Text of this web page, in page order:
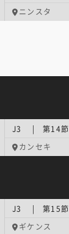
ニンスタ
J3 | 第14節
カンセキ
J3 | 第15節
ギケンス